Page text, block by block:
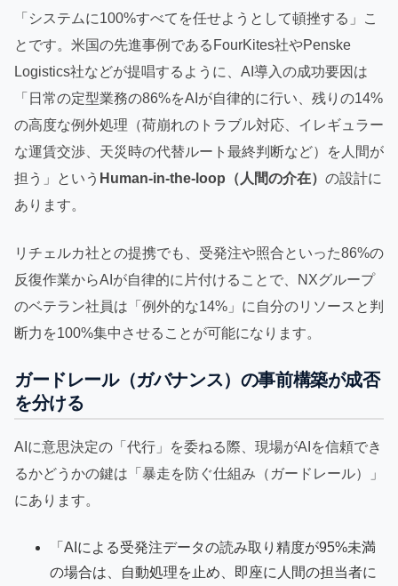
「システムに100%すべてを任せようとして頓挫する」こ
とです。米国の先進事例であるFourKites社やPenske
Logistics社などが提唱するように、AI導入の成功要因は
「日常の定型業務の86%をAIが自律的に行い、残りの14%
の高度な例外処理（荷崩れのトラブル対応、イレギュラー
な運賃交渉、天災時の代替ルート最終判断など）を人間が
担う」という Human-in-the-loop（人間の介在） の設計に
あります。
リチェルカ社との提携でも、受発注や照合といった86%の
反復作業からAIが自律的に片付けることで、NXグループ
のベテラン社員は「例外的な14%」に自分のリソースと判
断力を100%集中させることが可能になります。
ガードレール（ガバナンス）の事前構築が成否
を分ける
AIに意思決定の「代行」を委ねる際、現場がAIを信頼でき
るかどうかの鍵は「暴走を防ぐ仕組み（ガードレール）」
にあります。
「AIによる受発注データの読み取り精度が95%未満
の場合は、自動処理を止め、即座に人間の担当者に